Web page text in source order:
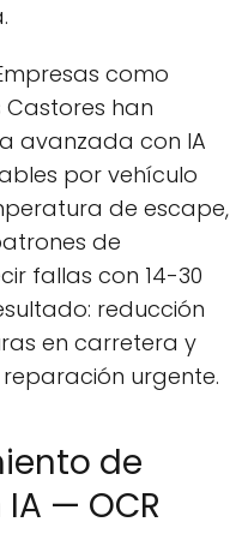
como
Castores han
avanzada con IA
por vehículo
de escape,
de
fallas con 14-30
reducción
en carretera y
urgente.
de
— OCR